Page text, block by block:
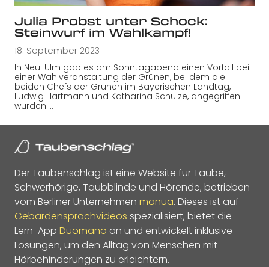
Julia Probst unter Schock:
Steinwurf im Wahlkampf!
18. September 2023
In Neu-Ulm gab es am Sonntagabend einen Vorfall bei
einer Wahlveranstaltung der Grünen, bei dem die
beiden Chefs der Grünen im Bayerischen Landtag,
Ludwig Hartmann und Katharina Schulze, angegriffen
wurden.…
Der Taubenschlag ist eine Website für Taube,
Schwerhörige, Taubblinde und Hörende, betrieben
vom Berliner Unternehmen manua. Dieses ist auf
Gebärdensprachvideos spezialisiert, bietet die
Lern-App Duomano an und entwickelt inklusive
Lösungen, um den Alltag von Menschen mit
Hörbehinderungen zu erleichtern.